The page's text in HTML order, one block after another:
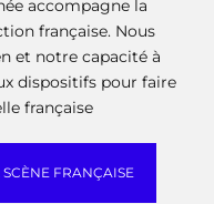
accompagne la
française. Nous
et notre capacité à
dispositifs pour faire
française
FRANÇAISE